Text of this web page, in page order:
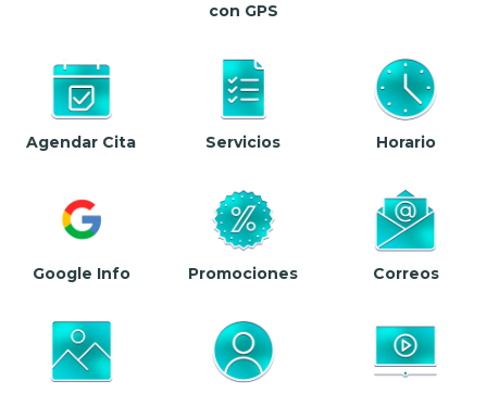
con GPS
Agendar Cita Servicios Horario
Google Info Promociones Correos